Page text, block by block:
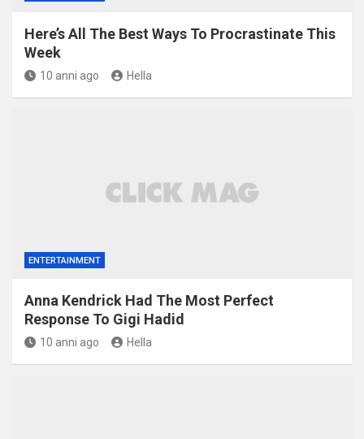
Here’s All The Best Ways To Procrastinate This
Week
10 anni ago Hella
ENTERTAINMENT
Anna Kendrick Had The Most Perfect
Response To Gigi Hadid
10 anni ago Hella